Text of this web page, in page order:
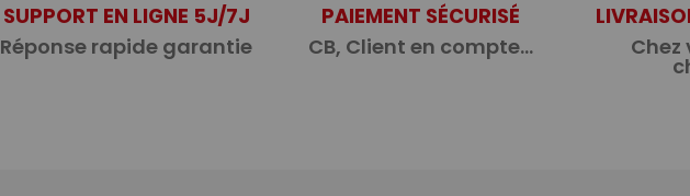
SUPPORT EN LIGNE 5J/7J
Réponse rapide garantie
PAIEMENT SÉCURISÉ
CB, Client en compte...
Chez